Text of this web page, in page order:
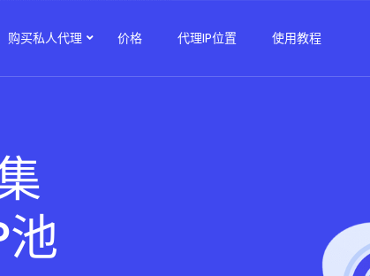
购买私人代理 价格 代理IP位置 使用教程